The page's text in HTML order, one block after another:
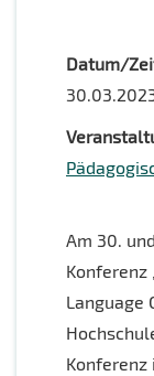
Datum/
Am 30.
Konferenz
Language
Konferenz